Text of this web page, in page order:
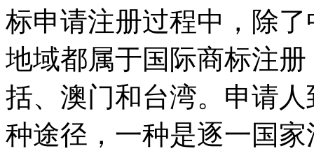
标申请注册过程中，除
地域都属于国际商标注
括、澳门和台湾。申请
种途径，一种是逐一国